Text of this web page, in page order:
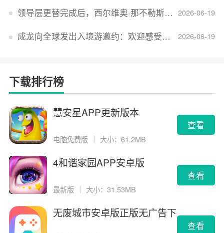
2026-06-19
领导层更替完成后，西尔维奥·那不勒斯出任Lucid首席执行官
2026-06-19
成龙向全球发出入境游邀约：欢迎感受无滤镜的真实中国
下载排行榜
慧安星APP更新版本
电脑免费版 ｜ 大小：61.2MB
查看
4和谐家园APP安卓版
最新版 大小：31.53MB
查看
无废城市安卓版正版无广告下
查看